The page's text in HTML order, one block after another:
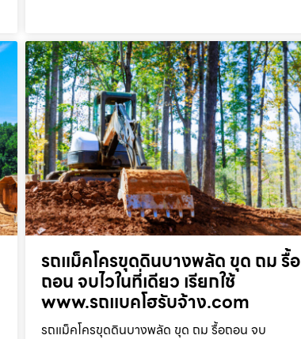
รถแม็คโครขุดดินบางพลัด ขุด ถม รื้อ
ถอน จบไวในที่เดียว เรียกใช้
www.รถแบคโฮรับจ้าง.com
รถแม็คโครขุดดินบางพลัด ขุด ถม รื้อถอน จบ